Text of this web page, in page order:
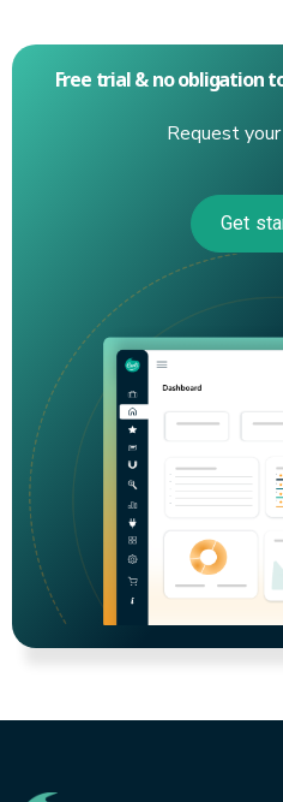
Free trial & no obligation
Request
Get